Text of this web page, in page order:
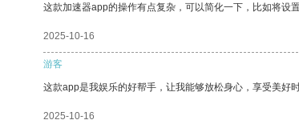
这款加速器app的操作有点复杂，可以简化一下，比如将设
2025-10-16
游客
这款app是我娱乐的好帮手，让我能够放松身心，享受美好时
2025-10-16